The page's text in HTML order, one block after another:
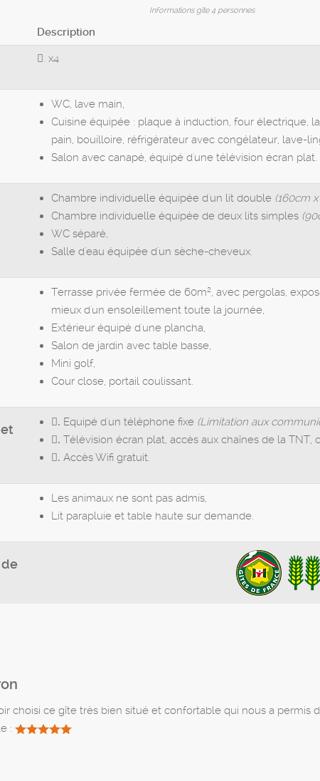
Informations gîte 4 personnes
Description
. x4
WC, lave main,
Cuisine équipée : plaque à induction, four électrique,
pain, bouilloire, réfrigérateur avec congélateur, lave-
Salon avec canapé, équipé d'une télévision écran plat.
Chambre individuelle équipée d'un lit double (160cm
Chambre individuelle équipée de deux lits simples
WC séparé,
Salle d'eau équipée d'un sèche-cheveux.
Terrasse privée fermée de 60m2, avec pergolas,
mieux d'un ensoleillement toute la journée,
Extérieur équipé d'une plancha,
Salon de jardin avec table basse,
Mini golf,
Cour close, portail coulissant.
. Equipé d'un téléphone fixe (Limitation aux
. Télévision écran plat, accès aux chaînes de la TNT,
. Accès Wifi gratuit.
Les animaux ne sont pas admis,
Lit parapluie et table haute sur demande.
choisi ce gîte très bien situé et confortable qui nous a permis
: